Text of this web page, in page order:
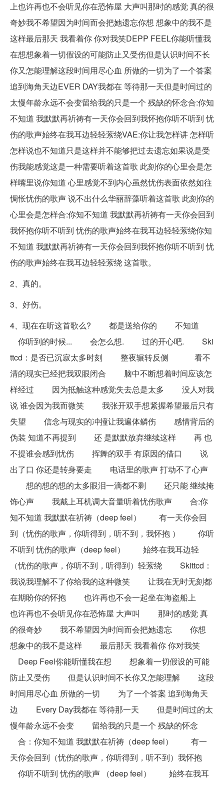
上也许再也不会听见你在恐怖屋 大声叫那时的感觉 真的很
奇妙我不希望因为时间而会把她遗忘你想 想象中的我不是
这样最后那天 我看着你 你对我笑DEPP FEEL你能听懂我
在想想象着一切假设的可能防止又受伤但是认识时间不长
你又怎能理解这段时间用尽心血 所做的一切为了一个答案
追到海角天边EVER DAY我都在 等待那一天但是时间过的
太慢年龄永远不会变留给我的只是一个 残缺的怀念合:你知
不知道 我默默再祈祷有一天你会回到我怀抱你听不听到 忧
伤的歌声始终在我耳边轻轻萦绕VAE:你让我怎样讲 怎样听
怎样说也不知道只是这样并不能够把过去遗忘如果说是受
伤我能感觉这是一种需要听着这首歌 此刻你的心里会是怎
样嘴里说你知道 心里感觉不到内心虽然忧伤表面依然如往
惆怅忧伤的歌声 说不出什么华丽辞藻听着这首歌 此刻你的
心里会是怎样合:你知不知道 我默默再祈祷有一天你会回到
我怀抱你听不听到 忧伤的歌声始终在我耳边轻轻萦绕你知
不知道 我默默再祈祷有一天你会回到我怀抱你听不听到 忧
伤的歌声始终在我耳边轻轻萦绕 这首歌。
2、真的。
3、好伤。
4、现在在听这首歌么? 都是送给你的 不知道
你听到的时候... 会怎么想. 过的开心吧. Ski
ttcd：是否已沉寂太多时刻 整夜辗转反侧 看不
清的现实已经把我双眼闭合 脑中不断想着时间应该怎
样经过 因为抵触这种感觉失去总是太多 没人对我
说 谁会因为我而微笑 我张开双手想紧握希望最后只有
失望 信念与现实的冲撞让我遍体鳞伤 感情背后的
伪装 知道不再提到 还 是默默放弃继续这样 再 也
不提谁会感到忧伤 挥舞的双手 有原因的借口 说
出了口 你还是转身要走 电话里的歌声 打动不了心声
想的想的想的太多眼泪一滴都不剩 还只能 继续掩
饰心声 我戴上耳机调大音量听着忧伤歌声 合:你
知不知道 我默默在祈祷（deep feel） 有一天你会回
到（忧伤的歌声，你听得到，听不到，我怀抱 ） 你听
不听到 忧伤的歌声（deep feel） 始终在我耳边轻
（忧伤的歌声，你听不到，听得到）轻萦绕 Skittcd：
我说我理解不了你给我的这种微笑 让我在无时无刻都
在期盼你的怀抱 也许再也不会一起坐在海盗船上
也许再也不会听见你在恐怖屋 大声叫 那时的感觉 真
的很奇妙 我不希望因为时间而会把她遗忘 你想
想象中的我不是这样 最后那天 我看着你 你对我笑
Deep Feel你能听懂我在想 想象着一切假设的可能
防止又受伤 但是认识时间不长你又怎能理解 这段
时间用尽心血 所做的一切 为了一个答案 追到海角天
边 Every Day我都在 等待那一天 但是时间过的太
慢年龄永远不会变 留给我的只是一个 残缺的怀念
合：你知不知道 我默默在祈祷（deep feel） 有一
天你会回到（忧伤的歌声，你听得到，听不到）我怀抱
你听不听到 忧伤的歌声 （deep feel） 始终在我耳